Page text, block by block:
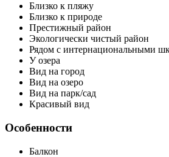
Близко к пляжу
Близко к природе
Престижный район
Экологически чистый район
Рядом с интернациональными
У озера
Вид на город
Вид на озеро
Вид на парк/сад
Красивый вид
Особенности
Балкон